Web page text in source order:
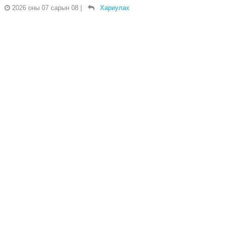
2026 оны 07 сарын 08 | Хариулах